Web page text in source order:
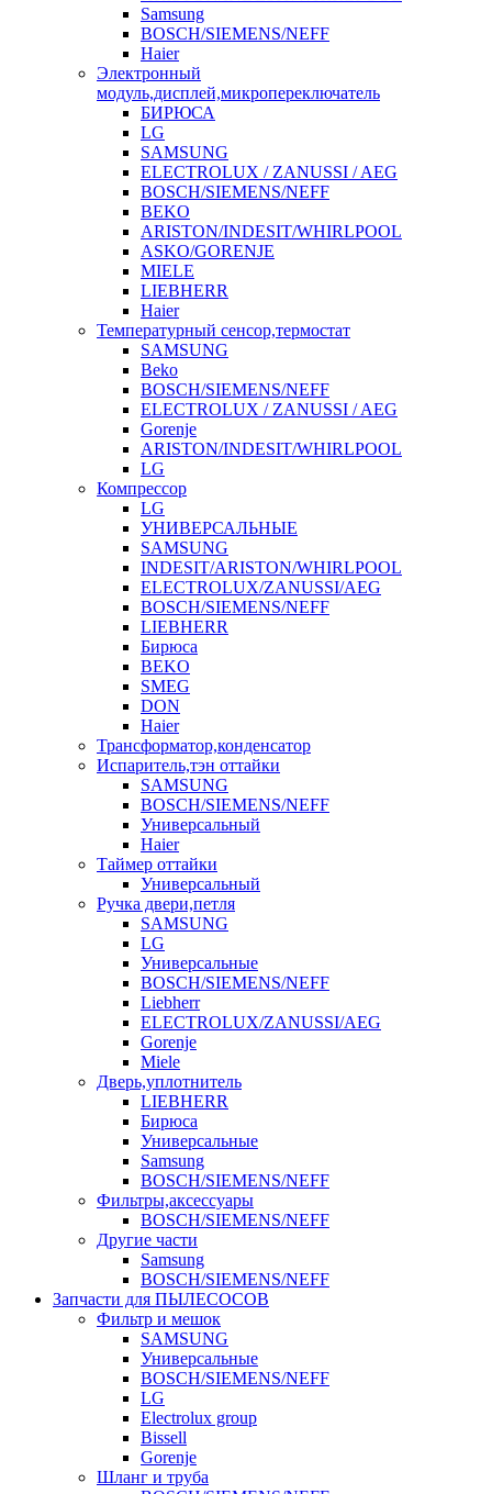
Samsung
BOSCH/SIEMENS/NEFF
Haier
Электронный
модуль,дисплей,микропереключатель
БИРЮСА
LG
SAMSUNG
ELECTROLUX / ZANUSSI / AEG
BOSCH/SIEMENS/NEFF
BEKO
ARISTON/INDESIT/WHIRLPOOL
ASKO/GORENJE
MIELE
LIEBHERR
Haier
Температурный сенсор,термостат
SAMSUNG
Beko
BOSCH/SIEMENS/NEFF
ELECTROLUX / ZANUSSI / AEG
Gorenje
ARISTON/INDESIT/WHIRLPOOL
LG
Компрессор
LG
УНИВЕРСАЛЬНЫЕ
SAMSUNG
INDESIT/ARISTON/WHIRLPOOL
ELECTROLUX/ZANUSSI/AEG
BOSCH/SIEMENS/NEFF
LIEBHERR
Бирюса
BEKO
SMEG
DON
Haier
Трансформатор,конденсатор
Испаритель,тэн оттайки
SAMSUNG
BOSCH/SIEMENS/NEFF
Универсальный
Haier
Таймер оттайки
Универсальный
Ручка двери,петля
SAMSUNG
LG
Универсальные
BOSCH/SIEMENS/NEFF
Liebherr
ELECTROLUX/ZANUSSI/AEG
Gorenje
Miele
Дверь,уплотнитель
LIEBHERR
Бирюса
Универсальные
Samsung
BOSCH/SIEMENS/NEFF
Фильтры,аксессуары
BOSCH/SIEMENS/NEFF
Другие части
Samsung
BOSCH/SIEMENS/NEFF
Запчасти для ПЫЛЕСОСОВ
Фильтр и мешок
SAMSUNG
Универсальные
BOSCH/SIEMENS/NEFF
LG
Electrolux group
Bissell
Gorenje
Шланг и труба